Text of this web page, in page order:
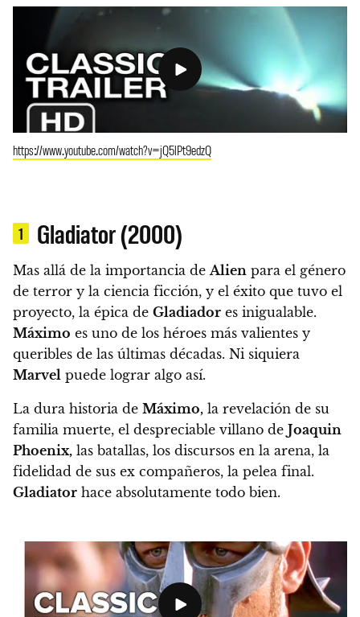
https://www.youtube.com/watch?v=jQ5lPt9edzQ
1 Gladiator (2000)
Mas allá de la importancia de Alien para el género
de terror y la ciencia ficción, y el éxito que tuvo el
proyecto, la épica de Gladiador es inigualable.
Máximo es uno de los héroes más valientes y
queribles de las últimas décadas. Ni siquiera
Marvel puede lograr algo así.
La dura historia de Máximo, la revelación de su
familia muerte, el despreciable villano de Joaquin
Phoenix, las batallas, los discursos en la arena, la
fidelidad de sus ex compañeros, la pelea final.
Gladiator hace absolutamente todo bien.